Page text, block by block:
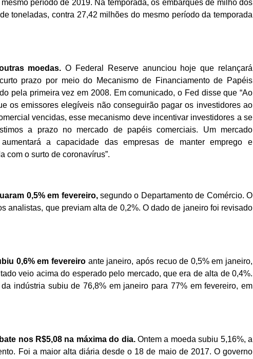
período de 2019. Na temporada, os embarques de milho dos
toneladas, contra 27,42 milhões do mesmo período da temporada
moedas. O Federal Reserve anunciou hoje que relançará
prazo por meio do Mecanismo de Financiamento de Papéis
pela primeira vez em 2008. Em comunicado, o Fed disse que “Ao
os emissores elegíveis não conseguirão pagar os investidores ao
vencidas, esse mecanismo deve incentivar investidores a se
a prazo no mercado de papéis comerciais. Um mercado
a capacidade das empresas de manter emprego e
com o surto de coronavírus”.
0,5% em fevereiro, segundo o Departamento de Comércio. O
analistas, que previam alta de 0,2%. O dado de janeiro foi revisado
0,6% em fevereiro ante janeiro, após recuo de 0,5% em janeiro,
veio acima do esperado pelo mercado, que era de alta de 0,4%.
indústria subiu de 76,8% em janeiro para 77% em fevereiro, em
nos R$5,08 na máxima do dia. Ontem a moeda subiu 5,16%, a
Foi a maior alta diária desde o 18 de maio de 2017. O governo